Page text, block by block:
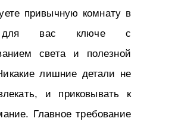
привычную комнату в
для вас ключе с
света и полезной
лишние детали не
и приковывать к
Главное требование